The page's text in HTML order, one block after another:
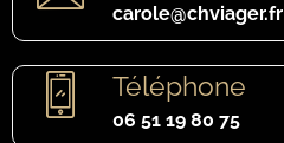
carole@chviager.fr
Téléphone
06 51 19 80 75